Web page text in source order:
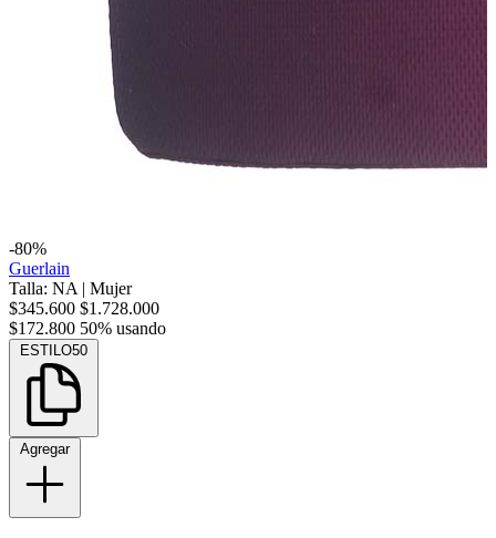
-80%
Guerlain
Talla: NA | Mujer
$345.600 $1.728.000
$172.800 50% usando
ESTILO50
Agregar